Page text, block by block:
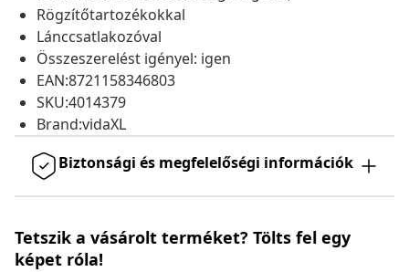
Rögzítőtartozékokkal
Lánccsatlakozóval
Összeszerelést igényel: igen
EAN:8721158346803
SKU:4014379
Brand:vidaXL
Biztonsági és megfelelőségi információk
Tetszik a vásárolt terméket? Tölts fel egy
képet róla!